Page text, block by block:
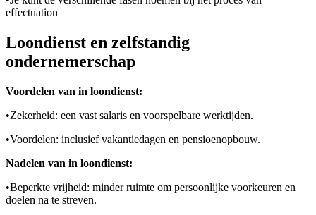
effectuation
Loondienst en zelfstandig
ondernemerschap
Voordelen van in loondienst:
•Zekerheid: een vast salaris en voorspelbare werktijden.
•Voordelen: inclusief vakantiedagen en pensioenopbouw.
Nadelen van in loondienst:
•Beperkte vrijheid: minder ruimte om persoonlijke voorkeuren en
doelen na te streven.